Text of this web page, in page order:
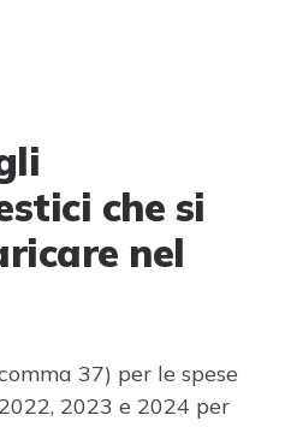
che si
nel
37) per le spese
2023 e 2024 per